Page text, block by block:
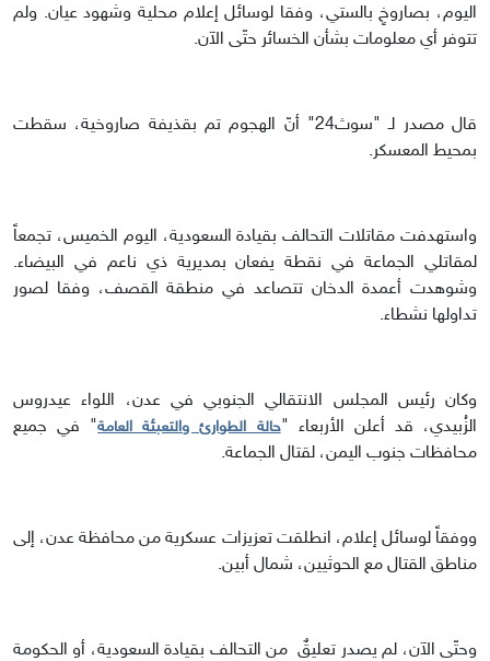
اليوم، بصاروخٍ بالستي، وفقا لوسائل إعلام محلية وشهود عيان. ولم
تتوفر أي معلومات بشأن الخسائر حتّى الآن.
قال مصدر لـ "سوث24" أنّ الهجوم تم بقذيفة صاروخية، سقطت
بمحيط المعسكر.
واستهدفت مقاتلات التحالف بقيادة السعودية، اليوم الخميس، تجمعاً
لمقاتلي الجماعة في نقطة يفعان بمديرية ذي ناعم في البيضاء.
وشوهدت أعمدة الدخان تتصاعد في منطقة القصف، وفقا لصور
تداولها نشطاء.
وكان رئيس المجلس الانتقالي الجنوبي في عدن، اللواء عيدروس
الزُبيدي، قد أعلن الأربعاء "حالة الطوارئ والتعبئة العامة" في جميع
محافظات جنوب اليمن، لقتال الجماعة.
ووفقاً لوسائل إعلام، انطلقت تعزيزات عسكرية من محافظة عدن، إلى
مناطق القتال مع الحوثيين، شمال أبين.
وحتّى الآن، لم يصدر تعليقٌ من التحالف بقيادة السعودية، أو الحكومة